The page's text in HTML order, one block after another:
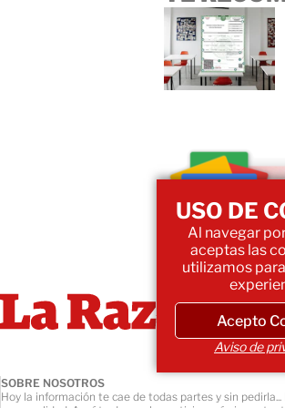
SOBRE NOSOTROS
Hoy la información te cae de todas partes y sin pedirla...
USO DE
Al navegar
aceptas las
utilizamos
Acepto
Aviso de